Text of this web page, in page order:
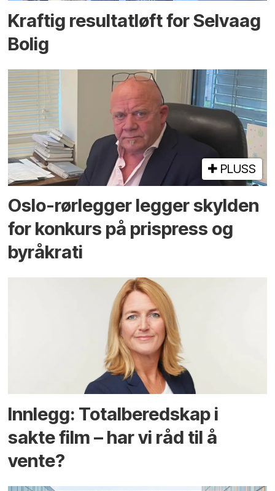
Kraftig resultatløft for Selvaag
Bolig
PLUSS
Oslo-rørlegger legger skylden
for konkurs på prispress og
byråkrati
Innlegg: Totalberedskap i
sakte film – har vi råd til å
vente?